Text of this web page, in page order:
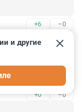
+6 –0
своего
+0 –0
и другие